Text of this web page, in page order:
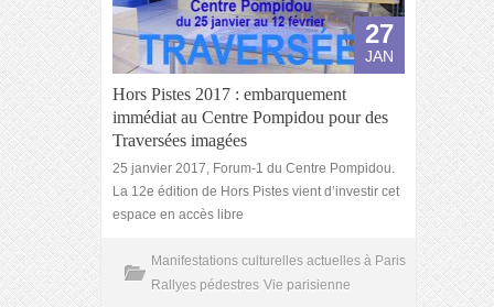
27
JAN
Hors Pistes 2017 : embarquement
immédiat au Centre Pompidou pour des
Traversées imagées
25 janvier 2017, Forum-1 du Centre Pompidou.
La 12e édition de Hors Pistes vient d’investir cet
espace en accès libre
Manifestations culturelles actuelles à Paris
Rallyes pédestres Vie parisienne